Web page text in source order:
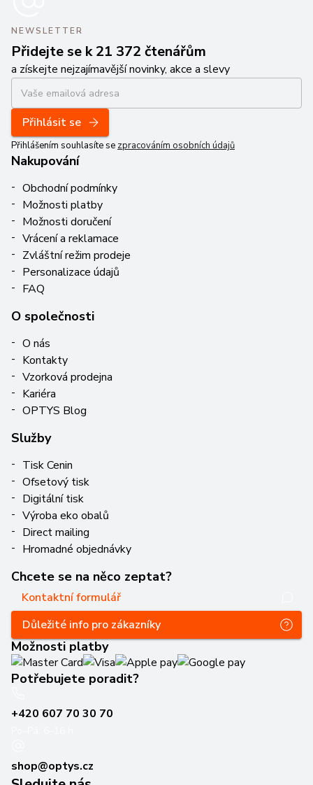
NEWSLETTER
Přidejte se k 21 372 čtenářům
a získejte nejzajímavější novinky, akce a slevy
Přihlásit se
Přihlášením souhlasíte se zpracováním osobních údajů
Nakupování
Obchodní podmínky
Možnosti platby
Možnosti doručení
Vrácení a reklamace
Zvláštní režim prodeje
Personalizace údajů
FAQ
O společnosti
O nás
Kontakty
Vzorková prodejna
Kariéra
OPTYS Blog
Služby
Tisk Cenin
Ofsetový tisk
Digitální tisk
Výroba eko obalů
Direct mailing
Hromadné objednávky
Chcete se na něco zeptat?
Kontaktní formulář
Důležité info pro zákazníky
Možnosti platby
Potřebujete poradit?
+420 607 70 30 70
shop@optys.cz